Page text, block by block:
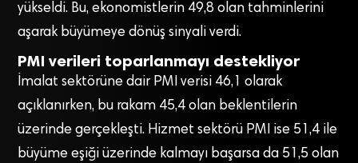
yükseldi. Bu, ekonomistlerin 49,8 olan tahminlerini
aşarak büyümeye dönüş sinyali verdi.
PMI verileri toparlanmayı destekliyor
İmalat sektörüne dair PMI verisi 46,1 olarak
açıklanırken, bu rakam 45,4 olan beklentilerin
üzerinde gerçekleşti. Hizmet sektörü PMI ise 51,4 ile
büyüme eşiği üzerinde kalmayı başarsa da 51,5 olan